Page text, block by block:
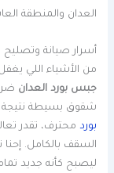
العدان والمنطقة
أسرار صيانة
من الأشياء اللي
جبس بورد العدان
شقوق بسيطة نتيجة
بورد محترف، تقدر
السقف بالكامل.
ليصبح كأنه جديد